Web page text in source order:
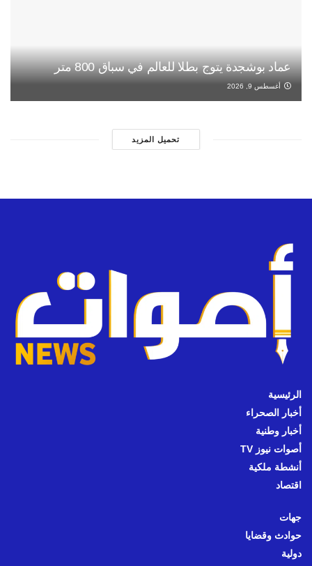
عماد بوشجدة يتوج بطلا للعالم في سباق 800 متر
أغسطس 9, 2026
تحميل المزيد
الرئيسية
أخبار الصحراء
أخبار وطنية
أصوات نيوز TV
أنشطة ملكية
اقتصاد
جهات
حوادث وقضايا
دولية